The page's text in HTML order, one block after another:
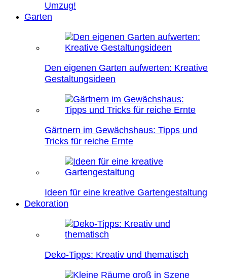
Umzug!
Garten
Den eigenen Garten aufwerten: Kreative
Gestaltungsideen
Gärtnern im Gewächshaus: Tipps und
Tricks für reiche Ernte
Ideen für eine kreative Gartengestaltung
Dekoration
Deko-Tipps: Kreativ und thematisch